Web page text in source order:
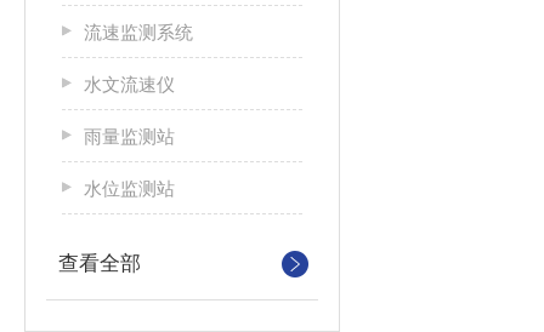
流速监测系统
水文流速仪
雨量监测站
水位监测站
查看全部